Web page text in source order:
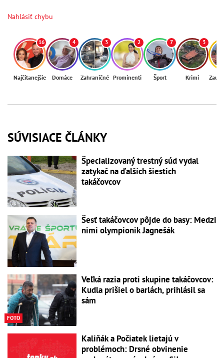
Nahlásiť chybu
16
Najčítanejšie
4
Domáce
3
Zahraničné
2
Prominenti
7
Šport
3
Krimi
SÚVISIACE ČLÁNKY
Špecializovaný trestný súd vydal
zatykač na ďalších šiestich
takáčovcov
Šesť takáčovcov pôjde do basy: Medzi
nimi olympionik Jagnešák
FOTO
Veľká razia proti skupine takáčovcov:
Kudla prišiel o barlách, prihlásil sa
sám
Kaliňák a Počiatek lietajú v
problémoch: Drsné obvinenie